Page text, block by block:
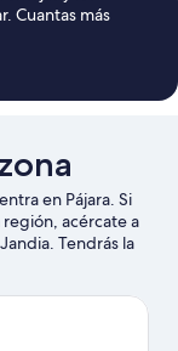
270 €
Cuantas más
en Pájara. Si
acércate a
Tendrás la
como
o el ciclismo